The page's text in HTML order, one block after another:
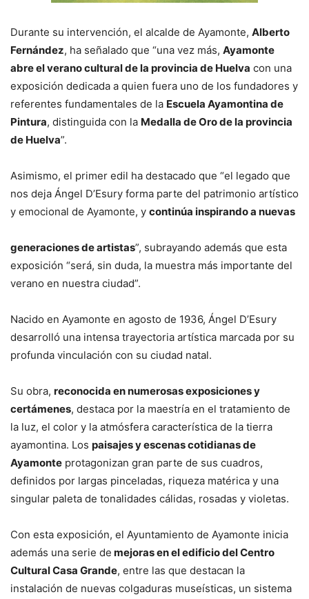
Durante su intervención, el alcalde de Ayamonte, Alberto
Fernández, ha señalado que “una vez más, Ayamonte
abre el verano cultural de la provincia de Huelva con una
exposición dedicada a quien fuera uno de los fundadores y
referentes fundamentales de la Escuela Ayamontina de
Pintura, distinguida con la Medalla de Oro de la provincia
de Huelva”.
Asimismo, el primer edil ha destacado que “el legado que
nos deja Ángel D’Esury forma parte del patrimonio artístico
y emocional de Ayamonte, y continúa inspirando a nuevas
generaciones de artistas”, subrayando además que esta
exposición “será, sin duda, la muestra más importante del
verano en nuestra ciudad”.
Nacido en Ayamonte en agosto de 1936, Ángel D’Esury
desarrolló una intensa trayectoria artística marcada por su
profunda vinculación con su ciudad natal.
Su obra, reconocida en numerosas exposiciones y
certámenes, destaca por la maestría en el tratamiento de
la luz, el color y la atmósfera característica de la tierra
ayamontina. Los paisajes y escenas cotidianas de
Ayamonte protagonizan gran parte de sus cuadros,
definidos por largas pinceladas, riqueza matérica y una
singular paleta de tonalidades cálidas, rosadas y violetas.
Con esta exposición, el Ayuntamiento de Ayamonte inicia
además una serie de mejoras en el edificio del Centro
Cultural Casa Grande, entre las que destacan la
instalación de nuevas colgaduras museísticas, un sistema